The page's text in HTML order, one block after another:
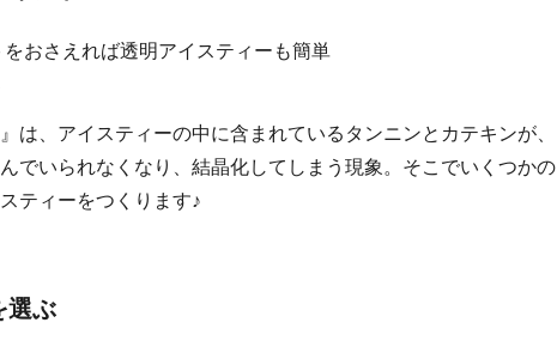
は、アイスティーの中に含まれているタンニンとカテキンが、
でいられなくなり、結晶化してしまう現象。そこでいくつかの
ティーをつくります♪
選ぶ